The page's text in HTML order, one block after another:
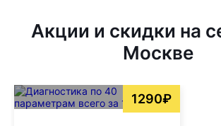
Акции и скидки на
Москве
1290₽